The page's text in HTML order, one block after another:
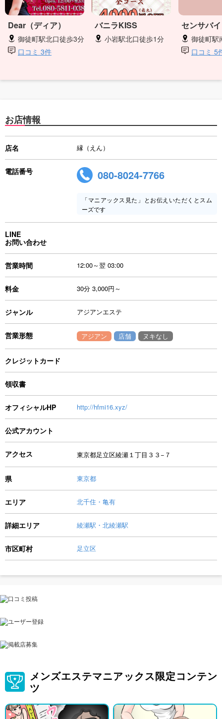
Dear（ディア）
御徒町駅北口徒歩3分
口コミ 3件
バニラKISS
小岩駅北口徒歩1分
センサバイ
御徒町駅
口コミ 5
お店情報
店名 縁（えん）
電話番号 080-8024-7766
「マニアックス見た」とお伝えいただくとスム
ーズです
LINE
お問い合わせ
営業時間 12:00～翌 03:00
料金 30分 3,000円～
ジャンル アジアンエステ
営業形態 アジアン 店舗 ヌキなし
クレジットカード
領収書
オフィシャルHP http://hfmi16.xyz/
公式アカウント
アクセス 東京都足立区綾瀬１丁目３３−７
県 東京都
エリア 北千住・亀有
詳細エリア 綾瀬駅・北綾瀬駅
市区町村 足立区
メンズエステマニアックス限定コンテン
ツ